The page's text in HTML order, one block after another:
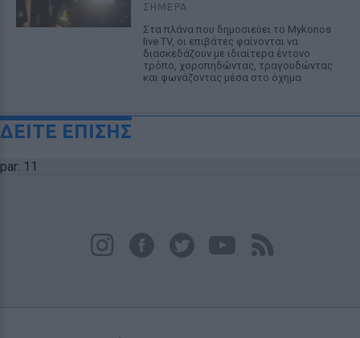
ΣΉΜΕΡΑ
Στα πλάνα που δημοσιεύει το Mykonos
live TV, οι επιβάτες φαίνονται να
διασκεδάζουν με ιδιαίτερα έντονο
τρόπο, χοροπηδώντας, τραγουδώντας
και φωνάζοντας μέσα στο όχημα
ΔΕΙΤΕ ΕΠΙΣΗΣ
par: 11